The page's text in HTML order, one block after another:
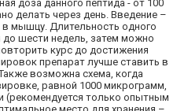
доза данного пептида - от 100
делать через день. Введение –
мышцу. Длительность одного
до шести недель, затем можно
курс до достижения
препарат лучше ставить в
возможна схема, когда
равной 1000 микрограмм,
(рекомендуется только опытным